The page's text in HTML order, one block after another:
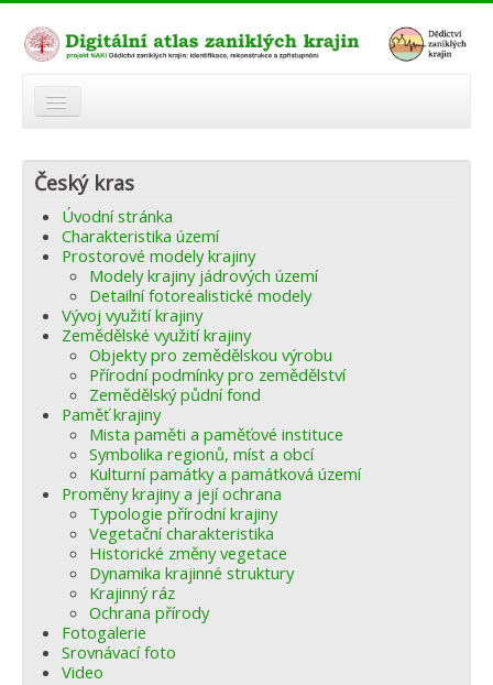
Modelová území
Zaniklé krajiny
Odkazy
Fórum
Autoři
Český kras
Úvodní stránka
Charakteristika území
Prostorové modely krajiny
Modely krajiny jádrových území
Detailní fotorealistické modely
Vývoj využití krajiny
Zemědělské využití krajiny
Objekty pro zemědělskou výrobu
Přírodní podmínky pro zemědělství
Zemědělský půdní fond
Paměť krajiny
Mista paměti a paměťové instituce
Symbolika regionů, míst a obcí
Kulturní památky a památková území
Proměny krajiny a její ochrana
Typologie přírodní krajiny
Vegetační charakteristika
Historické změny vegetace
Dynamika krajinné struktury
Krajinný ráz
Ochrana přírody
Fotogalerie
Srovnávací foto
Video